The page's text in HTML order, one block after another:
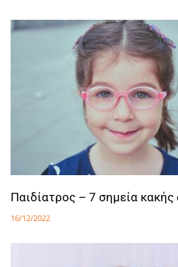
Παιδίατρος – 7 σημεία
16/12/2022